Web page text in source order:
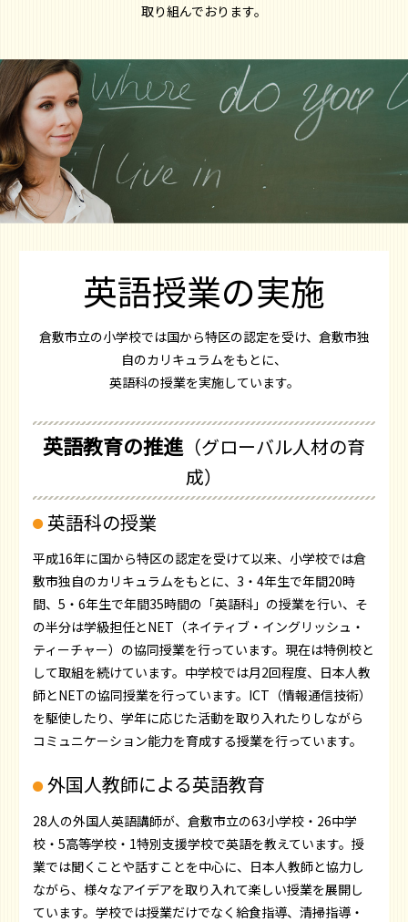
取り組んでおります。
英語授業の実施
倉敷市立の小学校では国から特区の認定を受け、倉敷市独
自のカリキュラムをもとに、
英語科の授業を実施しています。
英語教育の推進 （グローバル人材の育
成）
英語科の授業
平成16年に国から特区の認定を受けて以来、小学校では倉
敷市独自のカリキュラムをもとに、3・4年生で年間20時
間、5・6年生で年間35時間の「英語科」の授業を行い、そ
の半分は学級担任とNET（ネイティブ・イングリッシュ・
ティーチャー）の協同授業を行っています。現在は特例校と
して取組を続けています。中学校では月2回程度、日本人教
師とNETの協同授業を行っています。ICT（情報通信技術）
を駆使したり、学年に応じた活動を取り入れたりしながら
コミュニケーション能力を育成する授業を行っています。
外国人教師による英語教育
28人の外国人英語講師が、倉敷市立の63小学校・26中学
校・5高等学校・1特別支援学校で英語を教えています。授
業では聞くことや話すことを中心に、日本人教師と協力し
ながら、様々なアイデアを取り入れて楽しい授業を展開し
ています。学校では授業だけでなく給食指導、清掃指導・